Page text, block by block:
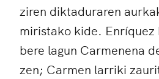
ziren diktaduraren
miristako kide. Enríquez
bere lagun Carmenena
zen; Carmen larriki